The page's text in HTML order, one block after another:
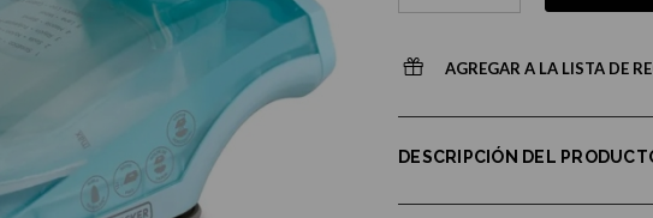
AGREGAR A LA LISTA DE
DESCRIPCIÓN DEL